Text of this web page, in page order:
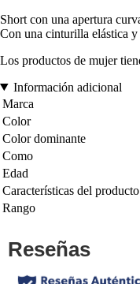
Short con una apertura
Con una cinturilla elástica
Los productos de mujer
Información adicional
Marca
Color
Color dominante
Como
Edad
Características del producto
Rango